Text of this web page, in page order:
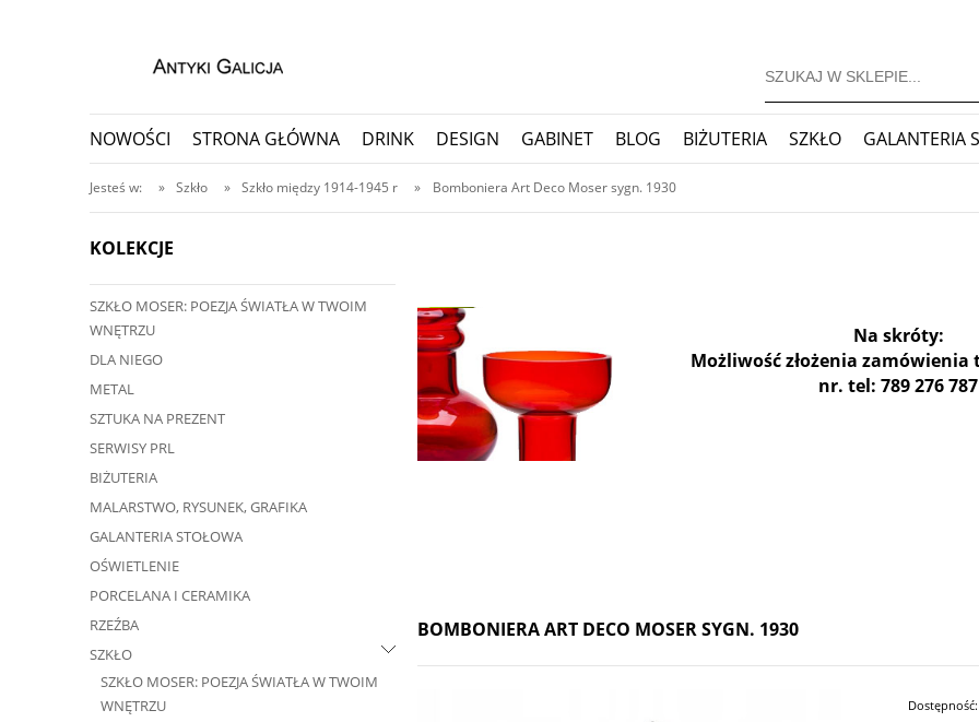
NOWOŚCI STRONA GŁÓWNA DRINK DESIGN GABINET BLOG BIŻUTERIA SZKŁO GALANTERIA
PORCELANA I CERAMIKA
PRZEDMIOTY KOLEKCJONERSKIE ZEGARY
Jesteś w: » Szkło » Szkło między 1914-1945 r » Bomboniera Art Deco Moser sygn. 1930
KOLEKCJE
SZKŁO MOSER: POEZJA ŚWIATŁA W TWOIM
WNĘTRZU
DLA NIEGO
METAL
SZTUKA NA PREZENT
SERWISY PRL
BIŻUTERIA
MALARSTWO, RYSUNEK, GRAFIKA
GALANTERIA STOŁOWA
OŚWIETLENIE
PORCELANA I CERAMIKA
RZEŹBA
SZKŁO
SZKŁO MOSER: POEZJA ŚWIATŁA W TWOIM
WNĘTRZU
przedmiot?
nawet do 30 dni
Na skróty:
Możliwość złożenia zamówienia
nr. tel: 789 276 787
BOMBONIERA ART DECO MOSER SYGN. 1930
Dostępność: